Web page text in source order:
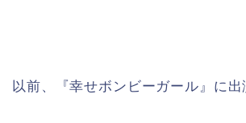
以前、『幸せボンビーガール』に出